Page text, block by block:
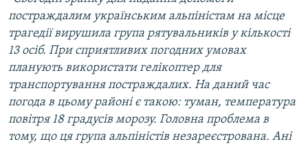
УКР
КТАТ
ДОЛУЧАЙСЯ!
постраждалим українським альпіністам на місце
трагедії вирушила група рятувальників у кількості
13 осіб. При сприятливих погодних умовах
планують використати гелікоптер для
транспортування постраждалих. На даний час
погода в цьому районі є такою: туман, температура
повітря 18 градусів морозу. Головна проблема в
тому, що ця група альпіністів незареєстрована. Ані